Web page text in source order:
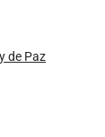
de Paz